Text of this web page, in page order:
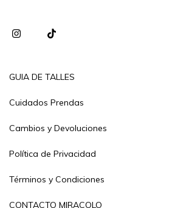
GUIA DE TALLES
Cuidados Prendas
Cambios y Devoluciones
Política de Privacidad
Términos y Condiciones
CONTACTO MIRACOLO